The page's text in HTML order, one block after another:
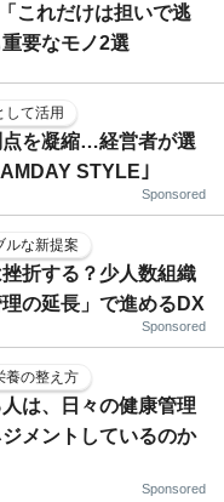
これだけは担いで逃
要なモノ2選
して活用
を凝縮…経営者が選
STYLE｣
Sponsored
ルな新提案
折する？少人数組織
の延長」で進めるDX
Sponsored
養の整え方
は、日々の健康管理
メントしているのか
Sponsored